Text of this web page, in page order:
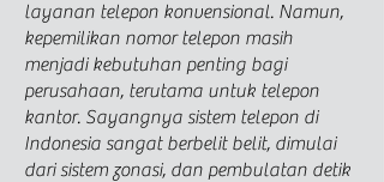
layanan telepon konvensional. Namun,
kepemilikan nomor telepon masih
menjadi kebutuhan penting bagi
perusahaan, terutama untuk telepon
kantor. Sayangnya sistem telepon di
Indonesia sangat berbelit belit, dimulai
dari sistem zonasi, dan pembulatan detik